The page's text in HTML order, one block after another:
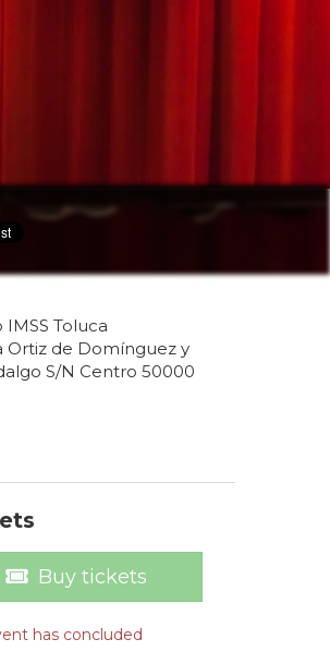
IMSS Toluca
Ortiz de Domínguez y
S/N Centro 50000
Buy tickets
has concluded